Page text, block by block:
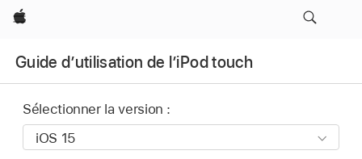
Apple
Guide d’utilisation de l’iPod touch
Sélectionner la version :